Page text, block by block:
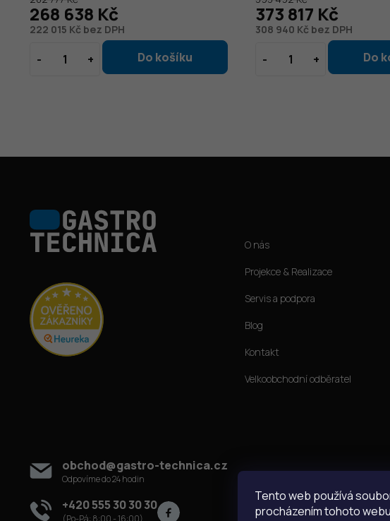
Tento web používá
procházením tohoto
222 015 Kč bez DPH
268 638 Kč
308 940 Kč bez DPH
373 817 Kč
O nás
Projekce & Realizace
Servis a podpora
Blog
Kontakt
Velkoobchodní odběratel
obchod@gastro-technica.cz
+420 555 30 30 30